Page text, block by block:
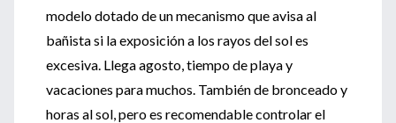
modelo dotado de un mecanismo que avisa al
bañista si la exposición a los rayos del sol es
excesiva. Llega agosto, tiempo de playa y
vacaciones para muchos. También de bronceado y
horas al sol, pero es recomendable controlar el